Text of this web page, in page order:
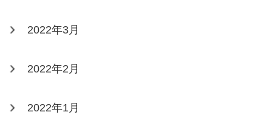
2022年3月
2022年2月
2022年1月